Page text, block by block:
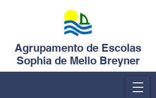
Agrupamento de Escolas
Sophia de Mello Breyner